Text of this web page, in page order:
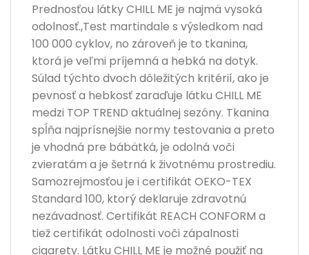
Prednosťou látky CHILL ME je najmä vysoká
odolnosť.,Test martindale s výsledkom nad
100 000 cyklov, no zároveň je to tkanina,
ktorá je veľmi príjemná a hebká na dotyk.
Súlad týchto dvoch dôležitých kritérií, ako je
pevnosť a hebkosť zaraďuje látku CHILL ME
medzi TOP TREND aktuálnej sezóny. Tkanina
spĺňa najprísnejšie normy testovania a preto
je vhodná pre bábätká, je odolná voči
zvieratám a je šetrná k životnému prostrediu.
Samozrejmosťou je i certifikát OEKO-TEX
Standard 100, ktorý deklaruje zdravotnú
nezávadnosť. Certifikát REACH CONFORM a
tiež certifikát odolnosti voči zápalnosti
cigarety. Látku CHILL ME je možné použiť na